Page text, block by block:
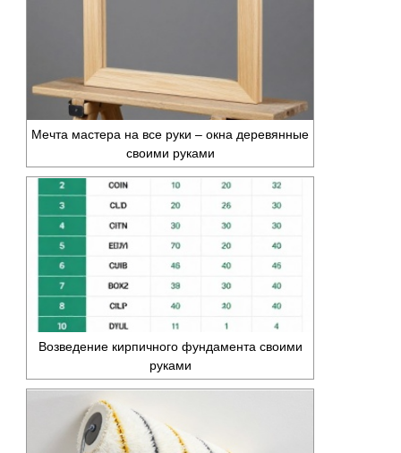
Мечта мастера на все руки – окна деревянные
своими руками
Возведение кирпичного фундамента своими
руками